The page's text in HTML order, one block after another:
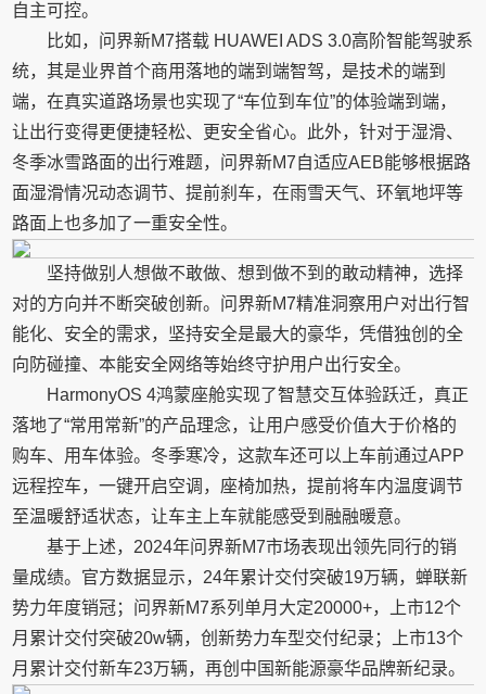
自主可控。
比如，问界新M7搭载 HUAWEI ADS 3.0高阶智能驾驶系
统，其是业界首个商用落地的端到端智驾，是技术的端到
端，在真实道路场景也实现了“车位到车位”的体验端到端，
让出行变得更便捷轻松、更安全省心。此外，针对于湿滑、
冬季冰雪路面的出行难题，问界新M7自适应AEB能够根据路
面湿滑情况动态调节、提前刹车，在雨雪天气、环氧地坪等
路面上也多加了一重安全性。
坚持做别人想做不敢做、想到做不到的敢动精神，选择
对的方向并不断突破创新。问界新M7精准洞察用户对出行智
能化、安全的需求，坚持安全是最大的豪华，凭借独创的全
向防碰撞、本能安全网络等始终守护用户出行安全。
HarmonyOS 4鸿蒙座舱实现了智慧交互体验跃迁，真正
落地了“常用常新”的产品理念，让用户感受价值大于价格的
购车、用车体验。冬季寒冷，这款车还可以上车前通过APP
远程控车，一键开启空调，座椅加热，提前将车内温度调节
至温暖舒适状态，让车主上车就能感受到融融暖意。
基于上述，2024年问界新M7市场表现出领先同行的销
量成绩。官方数据显示，24年累计交付突破19万辆，蝉联新
势力年度销冠；问界新M7系列单月大定20000+，上市12个
月累计交付突破20w辆，创新势力车型交付纪录；上市13个
月累计交付新车23万辆，再创中国新能源豪华品牌新纪录。